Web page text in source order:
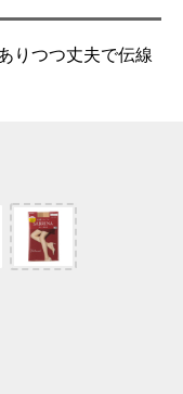
りつつ丈夫で伝線